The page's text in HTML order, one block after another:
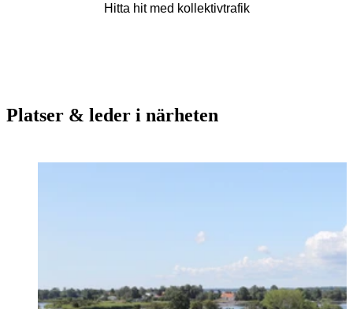
Hitta hit med kollektivtrafik
Platser & leder i närheten